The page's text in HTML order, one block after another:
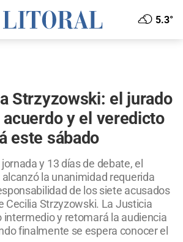
5.3°
Strzyzowski: el jurado
y el veredicto
este sábado
y 13 días de debate, el
la unanimidad requerida
de los siete acusados
Cecilia Strzyzowski. La Justicia
intermedio y retomará la audiencia
finalmente se espera conocer el